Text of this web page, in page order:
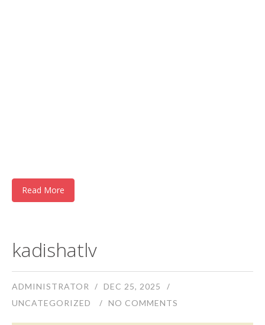
Read More
kadishatlv
ADMINISTRATOR
DEC 25, 2025
UNCATEGORIZED
NO COMMENTS